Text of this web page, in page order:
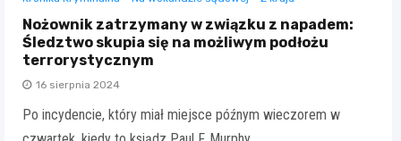
Nożownik zatrzymany w związku z napadem:
Śledztwo skupia się na możliwym podłożu
terrorystycznym
16 sierpnia 2024
Po incydencie, który miał miejsce późnym wieczorem w